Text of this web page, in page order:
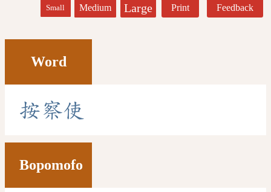
Small Medium Large Print Feedback
Word
按察使
Bopomofo